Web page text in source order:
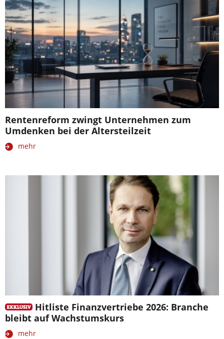
Rentenreform zwingt Unternehmen zum
Umdenken bei der Altersteilzeit
mehr
Hitliste Finanzvertriebe 2026: Branche
bleibt auf Wachstumskurs
mehr